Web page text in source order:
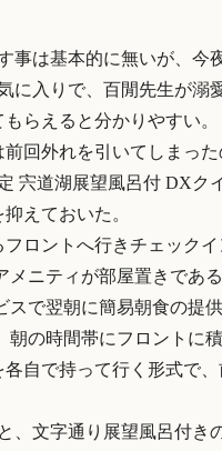
事は基本的に無いが、今
に入りで、百閒先生が溺
らえると分かりやすい。
回外れを引いてしまった
宍道湖展望風呂付 DXク
えておいた。
ロントへ行きチェックイ
メニティが部屋置きであ
スで翌朝に簡易朝食の提
朝の時間帯にフロントに
自で持って行く形式で、
、文字通り展望風呂付き